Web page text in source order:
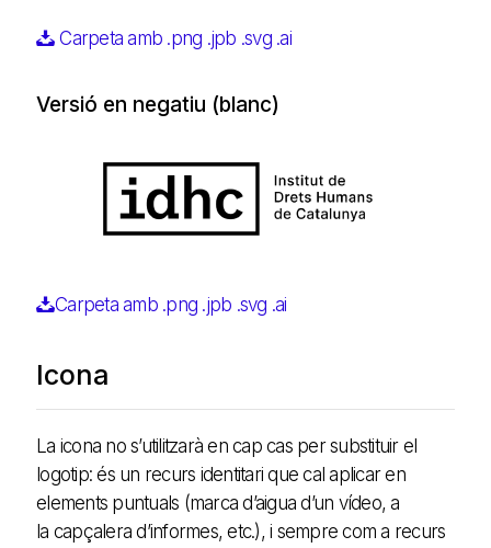
Carpeta amb .png .jpb .svg .ai
Versió en negatiu (blanc)
Carpeta amb .png .jpb .svg .ai
Icona
La icona no s’utilitzarà en cap cas per substituir el
logotip: és un recurs identitari que cal aplicar en
elements puntuals (marca d’aigua d’un vídeo, a
la capçalera d’informes, etc.), i sempre com a recurs